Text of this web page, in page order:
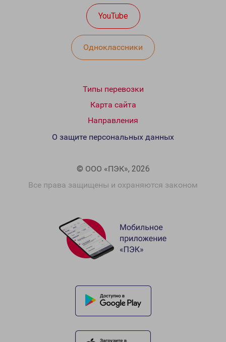
YouTube
Одноклассники
Типы перевозки
Карта сайта
Направления
© ООО «ПЭК», 2026
Все права защищены и охраняются законом
О защите персональных данных